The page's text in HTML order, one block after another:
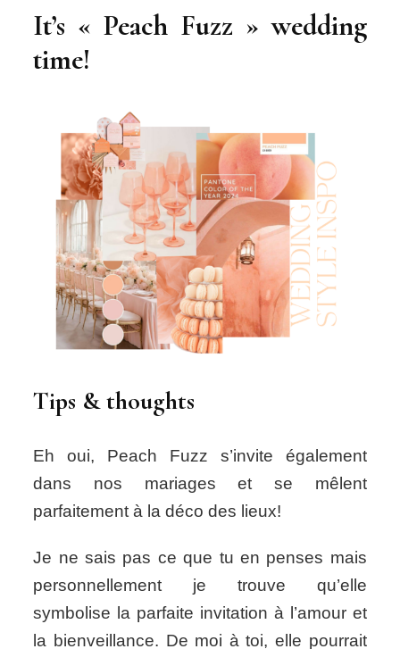
It’s « Peach Fuzz » wedding
time!
Tips & thoughts
Eh oui, Peach Fuzz s’invite également
dans nos mariages et se mêlent
parfaitement à la déco des lieux!
Je ne sais pas ce que tu en penses mais
personnellement je trouve qu’elle
symbolise la parfaite invitation à l’amour et
la bienveillance. De moi à toi, elle pourrait